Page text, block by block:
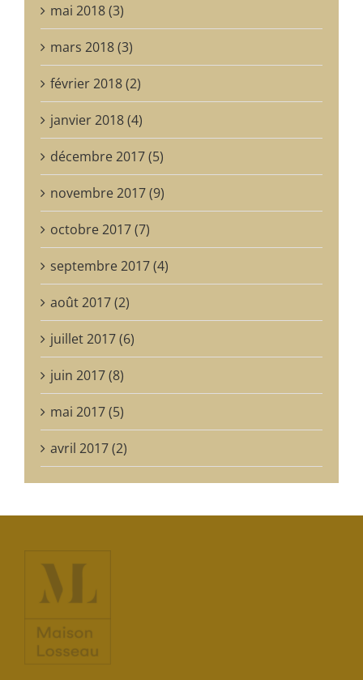
mai 2018 (3)
mars 2018 (3)
février 2018 (2)
janvier 2018 (4)
décembre 2017 (5)
novembre 2017 (9)
octobre 2017 (7)
septembre 2017 (4)
août 2017 (2)
juillet 2017 (6)
juin 2017 (8)
mai 2017 (5)
avril 2017 (2)